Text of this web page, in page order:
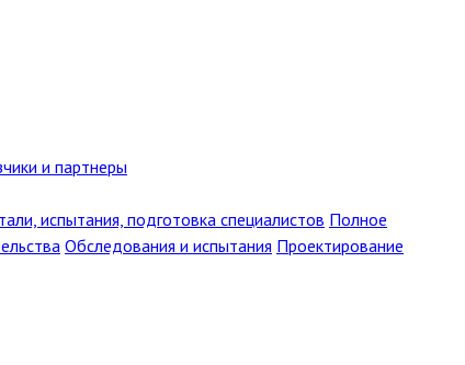
и партнеры
испытания, подготовка специалистов Полное
Обследования и испытания Проектирование